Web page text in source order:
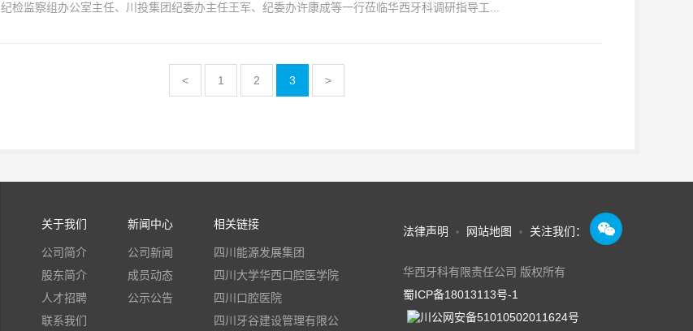
纪检监察组办公室主任、川投集团纪委办主任王军、纪委办许康成等一行莅临华西牙科调研指导工...
< 1 2 3 >
关于我们
公司简介
股东简介
人才招聘
联系我们
新闻中心
公司新闻
成员动态
公示公告
相关链接
四川能源发展集团
四川大学华西口腔医学院
四川口腔医院
四川牙谷建设管理有限公
法律声明 网站地图 关注我们： 
华西牙科有限责任公司 版权所有
蜀ICP备18013113号-1
川公网安备51010502011624号